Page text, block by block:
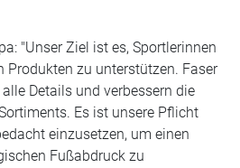
"Unser Ziel ist es, Sportlerinnen
Produkten zu unterstützen. Faser
Details und verbessern die
Es ist unsere Pflicht
einzusetzen, um einen
Fußabdruck zu